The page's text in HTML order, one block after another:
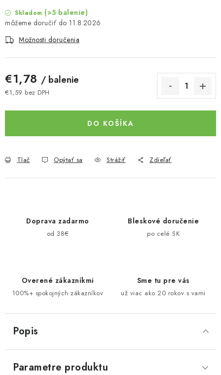
Skladom (>5 balenie)
11.8.2026
Možnosti doručenia
€1,78 / balenie
€1,59 bez DPH
DO KOŠÍKA
Tlač Opýtať sa Strážiť Zdieľať
Doprava zadarmo
od 38€
Bleskové doručenie
po celé SK
Overené zákazníkmi
100%+ spokojných zákazníkov
Sme tu pre vás
už viac ako 20 rokov s vami
Popis
Parametre produktu